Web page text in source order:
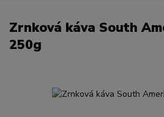
Zrnková káva South
250g